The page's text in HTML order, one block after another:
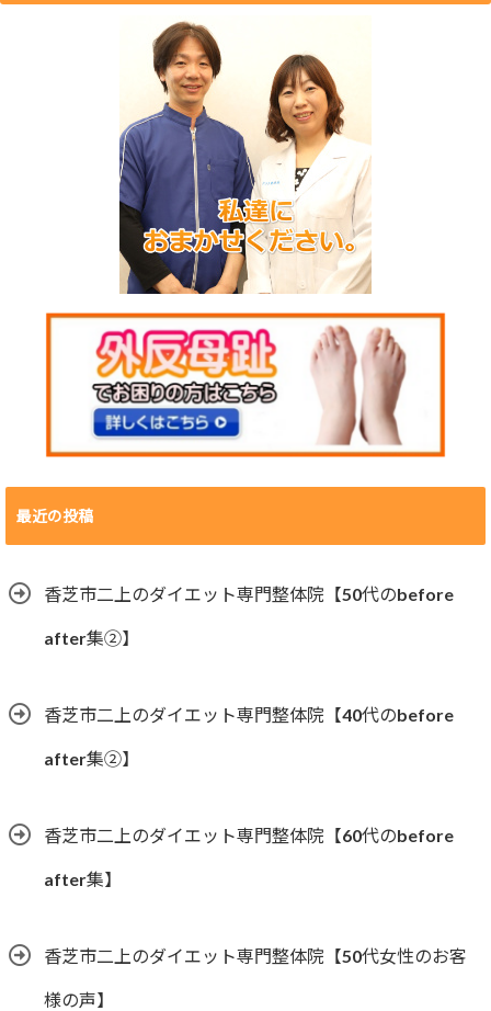
最近の投稿
香芝市二上のダイエット専門整体院【50代のbefore
after集②】
香芝市二上のダイエット専門整体院【40代のbefore
after集②】
香芝市二上のダイエット専門整体院【60代のbefore
after集】
香芝市二上のダイエット専門整体院【50代女性のお客
様の声】